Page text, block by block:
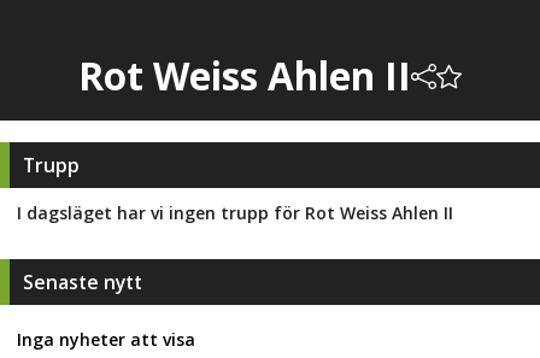
Rot Weiss Ahlen II
Trupp
I dagsläget har vi ingen trupp för Rot Weiss Ahlen II
Senaste nytt
Inga nyheter att visa